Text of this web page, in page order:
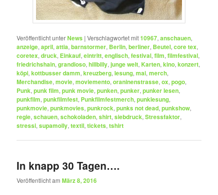
Veröffentlicht unterNews |Verschlagwortet mit10967,anschauen,
anzeige,april,attia,barnstormer, Berlin,berliner, Beutel,core tex,
coretex,druck, Einkauf,eintritt,englisch,festival,film,filmfestival,
friedrichshain,grandioso,hillbilly,junge welt, Karten,kino,konzert,
köpi,kottbusser damm,kreuzberg,lesung,mai,merch,
Merchandise,movie,moviemento,oraninenstrasse,ox,pogo,
Punk,punk film,punk movie,punken,punker,punker lesen,
punkfilm,punkfilmfest, Punkfilmfestmerch,punklesung,
punkmovie,punkmovies,punkrock,punks not dead,punkshow,
regie,schauen,schokoladen,shirt,siebdruck,Stressfaktor,
stressi,supamolly,textil,tickets,tshirt
In knapp 30 Tagen….
Veröffentlicht amMärz 8, 2016